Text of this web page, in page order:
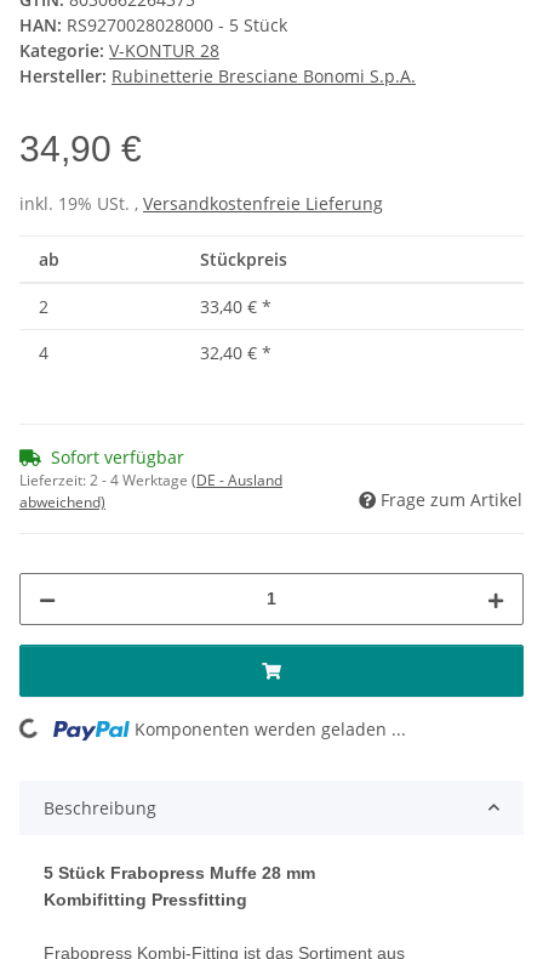
HAN: RS9270028028000 - 5 Stück
Kategorie: V-KONTUR 28
Hersteller: Rubinetterie Bresciane Bonomi S.p.A.
34,90 €
inkl. 19% USt. , Versandkostenfreie Lieferung
ab Stückpreis
2 33,40 € *
4
32,40 € *
Sofort verfügbar
Lieferzeit:2 - 4 Werktage (DE - Ausland
abweichend)
Frage zum Artikel
Komponenten werden geladen ...
Beschreibung
5 Stück Frabopress Muffe 28 mm
Kombifitting Pressfitting
Frabopress Kombi-Fitting ist das Sortiment aus